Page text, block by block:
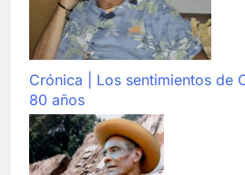
Crónica | Los sentimientos de
80 años